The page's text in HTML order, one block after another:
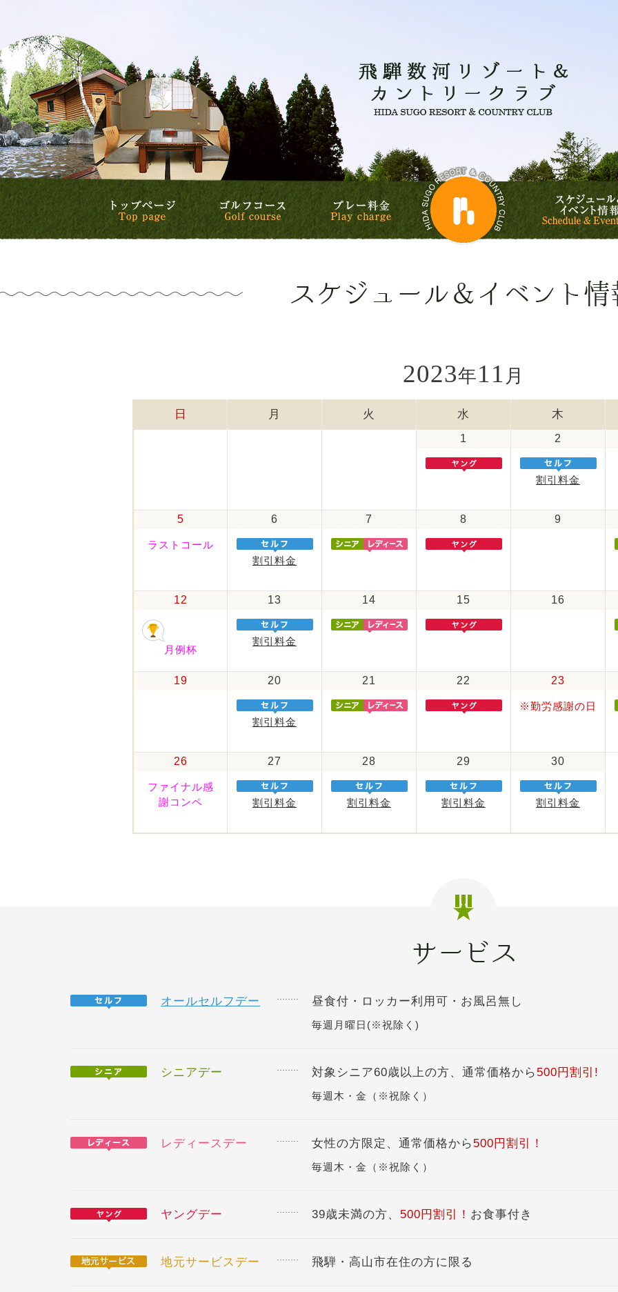
プレー料金
ゴルフコース
トップページ
飛騨数河リゾート
2023年11 月
日 月 火 水 木
1 2
割引料金
5
ラストコール
6
割引料金
7 8 9
12
月例杯
13
割引料金
14 15 16
19 20
割引料金
21 22 23
※勤労感謝の日
26
ファイナル感
謝コンペ
27
割引料金
28
割引料金
29
割引料金
30
割引料金
オールセルフデー 昼食付・ロッカー利用可・お風呂無し
毎週月曜日(※祝除く)
シニアデー 対象シニア60歳以上の方、通常価格から 500円割引!
毎週木・金（※祝除く）
レディースデー 女性の方限定、通常価格から 500円割引！
毎週木・金（※祝除く）
ヤングデー 39歳未満の方、 500円割引！ お食事付き
地元サービスデー 飛騨・高山市在住の方に限る